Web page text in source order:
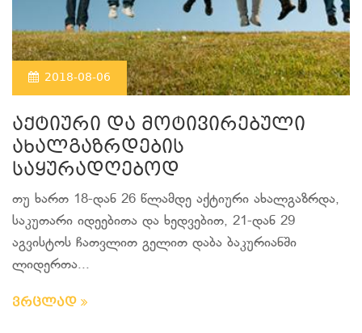
2018-08-06
აქტიური და მოტივირებული
ახალგაზრდების
საყურადღებოდ
თუ ხართ 18-დან 26 წლამდე აქტიური ახალგაზრდა,
საკუთარი იდეებითა და ხედვებით, 21-დან 29
აგვისტოს ჩათვლით გელით დაბა ბაკურიანში
ლიდერთა...
ვრცლად